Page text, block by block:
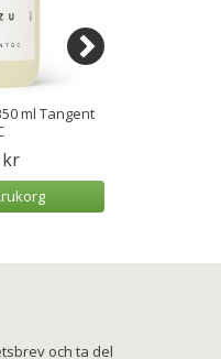
ml Tangent
kr
och ta del